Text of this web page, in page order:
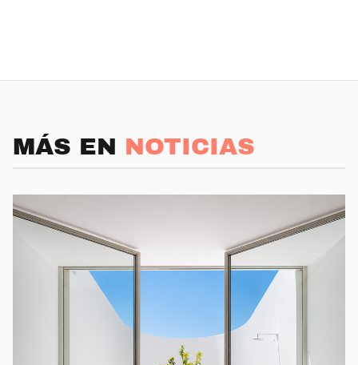
MÁS EN NOTICIAS